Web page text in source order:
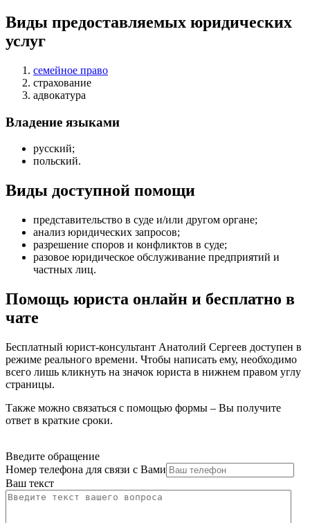
Виды предоставляемых юридических
услуг
семейное право
страхование
адвокатура
Владение языками
русский;
польский.
Виды доступной помощи
представительство в суде и/или другом органе;
анализ юридических запросов;
разрешение споров и конфликтов в суде;
разовое юридическое обслуживание предприятий и
частных лиц.
Помощь юриста онлайн и бесплатно в
чате
Бесплатный юрист-консультант Анатолий Сергеев доступен в
режиме реального времени. Чтобы написать ему, необходимо
всего лишь кликнуть на значок юриста в нижнем правом углу
страницы.
Также можно связаться с помощью формы – Вы получите
ответ в краткие сроки.
Введите обращение
Номер телефона для связи с Вами
Ваш текст